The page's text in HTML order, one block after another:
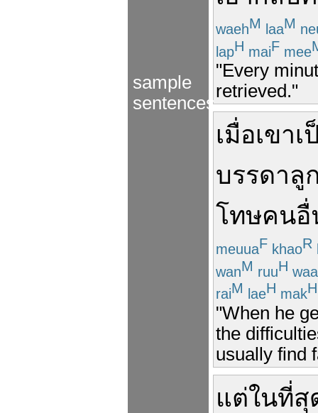
sample
sentences
waehM laaM
lapH maiF mee
"Every
retrieved."
เมื่อเขาเ
บรรดาลู
โทษคนอื่
meuuaF khaoR
wanM ruuH waa
raiM laeH makH
"When he
the
usually find
แต่ในที่สุ